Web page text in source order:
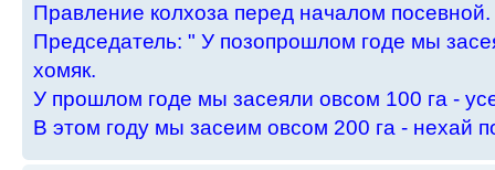
Пpавление колхоза пеpед началом посевной.
Пpедседатель: " У позопpошлом годе мы
хомяк.
У пpошлом годе мы засеяли овсом 100 га -
В этом году мы засеим овсом 200 га - нехай